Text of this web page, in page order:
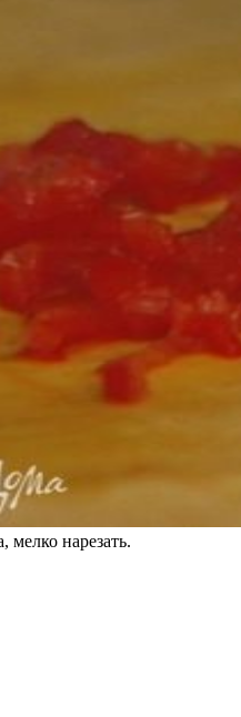
мелко нарезать.